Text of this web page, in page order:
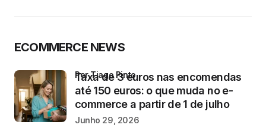
ECOMMERCE NEWS
Taxa de 3 euros nas encomendas
até 150 euros: o que muda no e-
commerce a partir de 1 de julho
por Tiago Pinto
Junho 29, 2026